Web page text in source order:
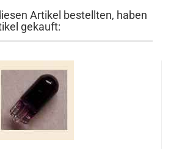
Artikel bestellten, haben
gekauft: